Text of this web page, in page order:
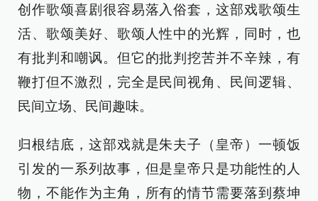
创作歌颂喜剧很容易落入俗套，这部戏歌颂生
活、歌颂美好、歌颂人性中的光辉，同时，也
有批判和嘲讽。但它的批判挖苦并不辛辣，有
鞭打但不激烈，完全是民间视角、民间逻辑、
民间立场、民间趣味。
归根结底，这部戏就是朱夫子（皇帝）一顿饭
引发的一系列故事，但是皇帝只是功能性的人
物，不能作为主角，所有的情节需要落到蔡坤